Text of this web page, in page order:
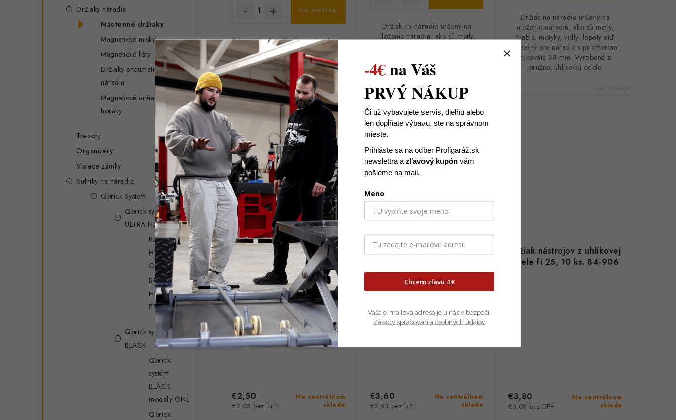
Držiaky náradia
Nástenné držiaky
Magnetické misky
Magnetické lišty
Držiaky pneumatického
náradia
Magnetické držiaky pre
horáky
Trezory
Organizéry
Visiace zámky
Kufríky na náradie
Qbrick System
Qbrick systém RED
ULTRA HD
RED ULTRA
HD modely
ONE
RED ULTRA
HD modely
PRO
Qbrick systém
BLACK
Qbrick
systém
BLACK
modely ONE
Qbrick
DO KOŠÍKA
Závesný držiak na náradies
pogumovanými držiakmi pre9ks
ručného náradia.
Držiak na náradie určený na
uloženie náradia, ako sú metly,
rukoväte 13 mm. Vyrobené z
pružnej uhlíkovej ocele
Kód:
Držiak na náradie určený na
uloženie náradia, ako sú metly,
hrable, motyky, vidly, lopaty atď.
Vhodný pre náradie s priemerom
rukoväte 38 mm. Vyrobené z
pružnej uhlíkovej ocele
Držiak nástrojov z uhlíkovej
ocele fi 16, 10 ks. 84-904
Posledné kusy
Na centrálnom
sklade
€2,03 bez DPH
€2,50
Držiak nástrojov z uhlíkovej
Na centrálnom
sklade
€2,93 bez DPH
€3,60
Držiak nástrojov z uhlíkovej
ocele fi 25, 10 ks. 84-906
Na centrálnom
sklade
€3,09 bez DPH
€3,80
-4€na Váš
PRVÝ NÁKUP
Či už vybavujete servis, dielňu alebo
len dopĺňate výbavu, ste na správnom
mieste.
Prihláste sa na odber Profigaráž.sk
newslettra a zľavový kupón vám
pošleme na mail.
Meno
Chcem zľavu 4 €
Vaša e-mailová adresa je u nás v bezpečí.
Zásady spracovania osobných údajov